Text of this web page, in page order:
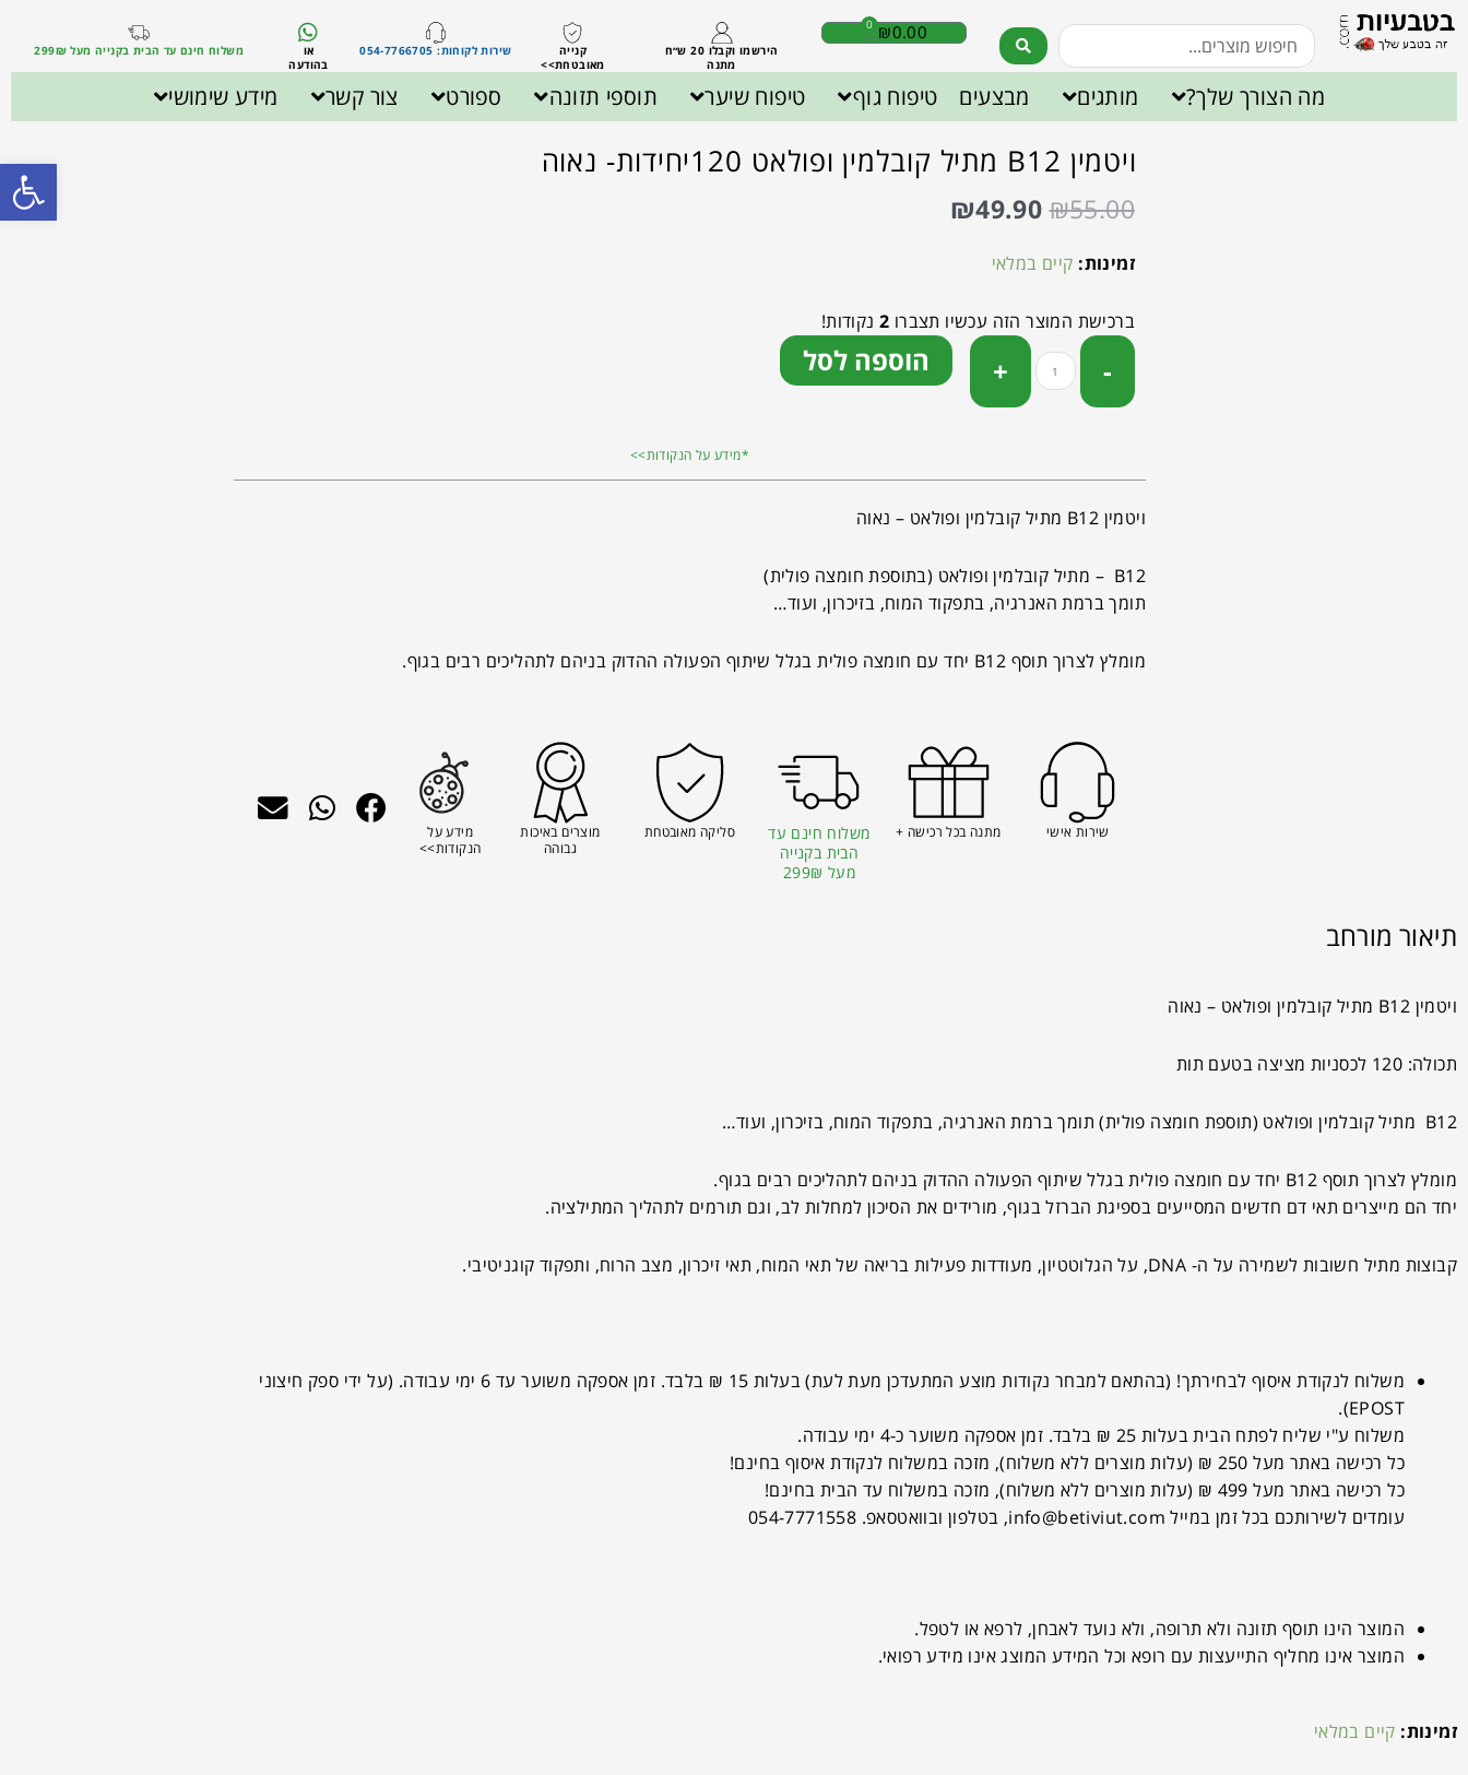
₪0.00
0
הירשמו וקבלו 20 ש״ח
מתנה
קנייה
מאובטחת>>
שירות לקוחות: 054-7766705
או
בהודעה
משלוח חינם עד הבית בקנייה מעל 299₪
מה הצורך שלך? מותגים מבצעים טיפוח גוף טיפוח שיער תוספי תזונה ספורט צור קשר מידע שימושי
ויטמין B12 מתיל קובלמין ופולאט 120יחידות- נאוה
₪55.00
₪49.90
זמינות: קיים במלאי
ברכישת המוצר הזה עכשיו תצברו 2 נקודות!
הוספה לסל
*מידע על הנקודות>>
ויטמין B12 מתיל קובלמין ופולאט – נאוה
B12 – מתיל קובלמין ופולאט (בתוספת חומצה פולית)
תומך ברמת האנרגיה, בתפקוד המוח, בזיכרון, ועוד…
מומלץ לצרוך תוסף B12 יחד עם חומצה פולית בגלל שיתוף הפעולה ההדוק בניהם לתהליכים רבים בגוף.
שירות אישי מתנה בכל רכישה +
משלוח חינם עד
הבית בקנייה
מעל 299₪
סליקה מאובטחת
מוצרים באיכות
גבוהה
מידע על
הנקודות>>
תיאור מורחב
ויטמין B12 מתיל קובלמין ופולאט – נאוה
תכולה: 120 לכסניות מציצה בטעם תות
B12 מתיל קובלמין ופולאט (תוספת חומצה פולית) תומך ברמת האנרגיה, בתפקוד המוח, בזיכרון, ועוד…
מומלץ לצרוך תוסף B12 יחד עם חומצה פולית בגלל שיתוף הפעולה ההדוק בניהם לתהליכים רבים בגוף.
יחד הם מייצרים תאי דם חדשים המסייעים בספיגת הברזל בגוף, מורידים את הסיכון למחלות לב, וגם תורמים לתהליך המתילציה.
קבוצות מתיל חשובות לשמירה על ה- DNA, על הגלוטטיון, מעודדות פעילות בריאה של תאי המוח, תאי זיכרון, מצב הרוח, ותפקוד קוגניטיבי.
משלוח לנקודת איסוף לבחירתך! (בהתאם למבחר נקודות מוצע המתעדכן מעת לעת) בעלות 15 ₪ בלבד. זמן אספקה משוער עד 6 ימי עבודה. (על ידי ספק חיצוני
EPOST).
משלוח ע"י שליח לפתח הבית בעלות 25 ₪ בלבד. זמן אספקה משוער כ-4 ימי עבודה.
כל רכישה באתר מעל 250 ₪ (עלות מוצרים ללא משלוח), מזכה במשלוח לנקודת איסוף בחינם!
כל רכישה באתר מעל 499 ₪ (עלות מוצרים ללא משלוח), מזכה במשלוח עד הבית בחינם!
עומדים לשירותכם בכל זמן במייל info@betiviut.com, בטלפון ובוואטסאפ. 054-7771558
המוצר הינו תוסף תזונה ולא תרופה, ולא נועד לאבחן, לרפא או לטפל.
המוצר אינו מחליף התייעצות עם רופא וכל המידע המוצג אינו מידע רפואי.
זמינות: קיים במלאי
פתח